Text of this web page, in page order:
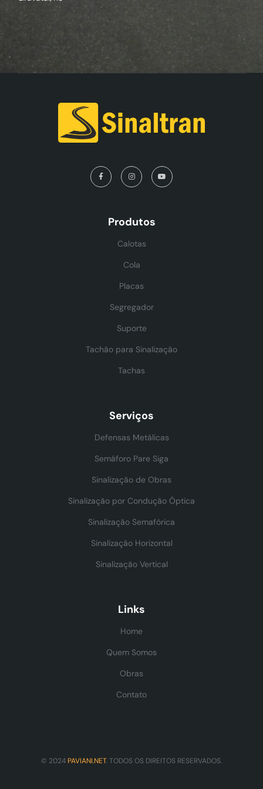
Produtos
Calotas
Cola
Placas
Segregador
Suporte
Tachão para Sinalização
Tachas
Serviços
Defensas Metálicas
Semáforo Pare Siga
Sinalização de Obras
Sinalização por Condução Óptica
Sinalização Semafórica
Sinalização Horizontal
Sinalização Vertical
Links
Home
Quem Somos
Obras
Contato
© 2024 PAVIANI.NET. TODOS OS DIREITOS RESERVADOS.